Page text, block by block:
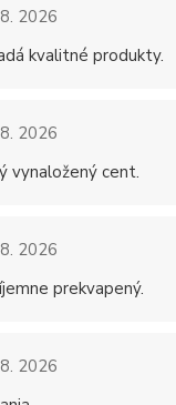
2026
kvalitné produkty.
2026
vynaložený cent.
2026
prekvapený.
2026